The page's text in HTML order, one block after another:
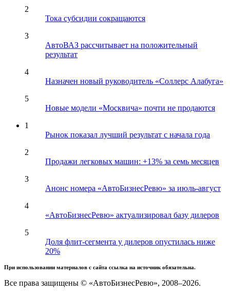
2
Тока субсидии сокращаются
3
АвтоВАЗ рассчитывает на положительный
результат
4
Назначен новый руководитель «Соллерс Алабуга»
5
Новые модели «Москвича» почти не продаются
1
Рынок показал лучший результат с начала года
2
Продажи легковых машин: +13% за семь месяцев
3
Анонс номера «АвтоБизнесРевю» за июль-август
4
«АвтоБизнесРевю» актуализировал базу дилеров
5
Доля флит-сегмента у дилеров опустилась ниже
20%
При использовании материалов с сайта ссылка на источник обязательна.
Все права защищены © «АвтоБизнесРевю», 2008–2026.